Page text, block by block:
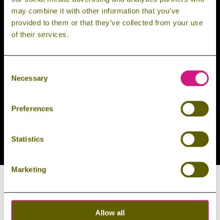
may combine it with other information that you’ve
provided to them or that they’ve collected from your use
of their services.
Selection
Necessary
Preferences
Statistics
Marketing
Allow all